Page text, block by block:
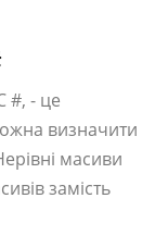
#, - це
визначити
масиви
замість